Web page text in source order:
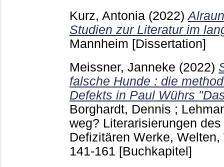
Kurz, Antonia (2022)
Studien zur Literatur im
Mannheim [Dissertation]
Meissner, Janneke (2022)
falsche Hunde : die
Defekts in Paul Wührs
Borghardt, Dennis ;
weg? Literarisierungen
Defizitären Werke,
141-161 [Buchkapitel]